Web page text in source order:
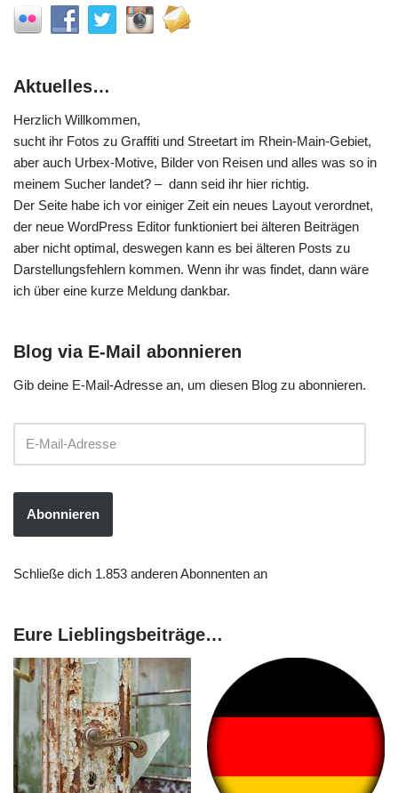
Aktuelles…
Herzlich Willkommen,
sucht ihr Fotos zu Graffiti und Streetart im Rhein-Main-Gebiet,
aber auch Urbex-Motive, Bilder von Reisen und alles was so in
meinem Sucher landet? – dann seid ihr hier richtig.
Der Seite habe ich vor einiger Zeit ein neues Layout verordnet,
der neue WordPress Editor funktioniert bei älteren Beiträgen
aber nicht optimal, deswegen kann es bei älteren Posts zu
Darstellungsfehlern kommen. Wenn ihr was findet, dann wäre
ich über eine kurze Meldung dankbar.
Blog via E-Mail abonnieren
Gib deine E-Mail-Adresse an, um diesen Blog zu abonnieren.
Abonnieren
Schließe dich 1.853 anderen Abonnenten an
Eure Lieblingsbeiträge…